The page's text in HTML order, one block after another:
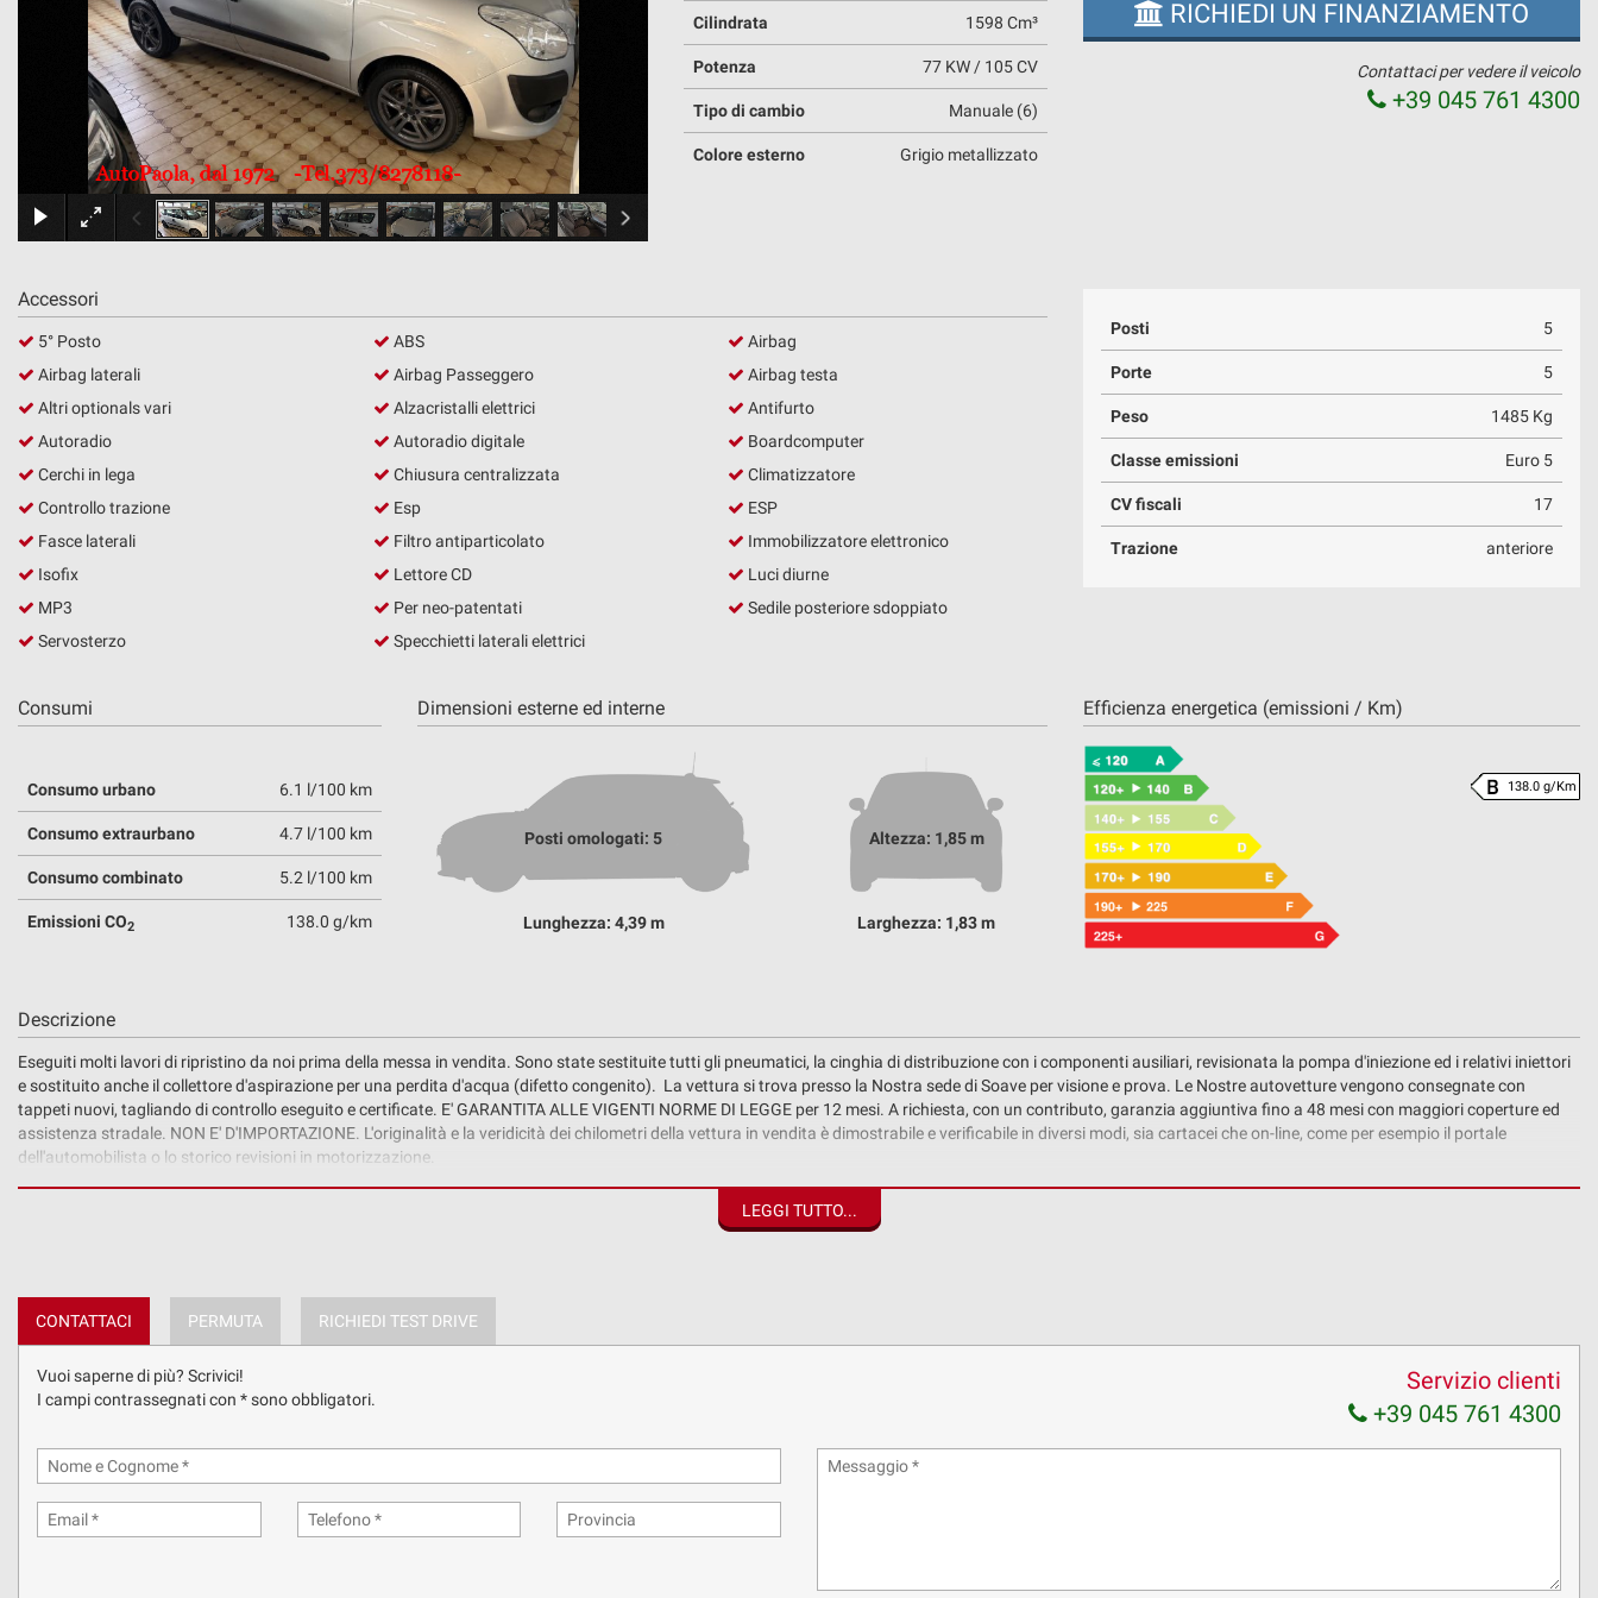
DOVE SIAMO
Cilindrata 1598 Cm³
Potenza 77 KW / 105 CV
Tipo di cambio Manuale (6)
Colore esterno Grigio metallizzato
RICHIEDI UN FINANZIAMENTO
Contattaci per vedere il veicolo
+39 045 761 4300
Accessori
5° Posto
Airbag laterali
Altri optionals vari
Autoradio
Cerchi in lega
Controllo trazione
Fasce laterali
Isofix
MP3
Servosterzo
ABS
Airbag Passeggero
Alzacristalli elettrici
Autoradio digitale
Chiusura centralizzata
Esp
Filtro antiparticolato
Lettore CD
Per neo-patentati
Specchietti laterali elettrici
Airbag
Airbag testa
Antifurto
Boardcomputer
Climatizzatore
ESP
Immobilizzatore elettronico
Luci diurne
Sedile posteriore sdoppiato
Posti 5
Porte 5
Peso 1485 Kg
Classe emissioni Euro 5
CV fiscali 17
Trazione anteriore
Consumi
Consumo urbano 6.1 l/100 km
Consumo extraurbano 4.7 l/100 km
Consumo combinato 5.2 l/100 km
Emissioni CO2 138.0 g/km
Dimensioni esterne ed interne
Posti omologati: 5
Lunghezza: 4,39 m
Altezza: 1,85 m
Larghezza: 1,83 m
Efficienza energetica (emissioni / Km)
138.0 g/Km
Descrizione
Eseguiti molti lavori di ripristino da noi prima della messa in vendita. Sono state sestituite tutti gli pneumatici, la cinghia di distribuzione con i componenti ausiliari, revisionata la pompa d'iniezione ed i relativi iniettori
e sostituito anche il collettore d'aspirazione per una perdita d'acqua (difetto congenito). La vettura si trova presso la Nostra sede di Soave per visione e prova. Le Nostre autovetture vengono consegnate con
tappeti nuovi, tagliando di controllo eseguito e certificate. E' GARANTITA ALLE VIGENTI NORME DI LEGGE per 12 mesi. A richiesta, con un contributo, garanzia aggiuntiva fino a 48 mesi con maggiori coperture ed
assistenza stradale. NON E' D'IMPORTAZIONE. L'originalità e la veridicità dei chilometri della vettura in vendita è dimostrabile e verificabile in diversi modi, sia cartacei che on-line, come per esempio il portale
dell'automobilista o lo storico revisioni in motorizzazione.
cooperazione con finanziarie leader del settore che danno anche la possibilità di assicurare il veicolo contro la grandine, i cristalli, gli pneumatici, il furto, gli atti vandalici, ecc, ed una protezione del bene a 360 gradi.
possono essere stati inseriti da programmi automatici
LEGGI TUTTO...
CONTATTACI PERMUTA RICHIEDI TEST DRIVE
Vuoi saperne di più? Scrivici!
I campi contrassegnati con * sono obbligatori.
Servizio clienti
+39 045 761 4300
tracciamento
adottiamo
funzionalità
svolgere
le
attività
seguito
descritte.
Per
ottenere
maggiori
informazioni
sull'utilità
sul
funzionamento
di
strumenti
di
si
cookie
rivedere
e
modificare
tue
scelte
Cookie necessari
Cookie per il miglioramento dell'esperienza utente
Cookie analitici